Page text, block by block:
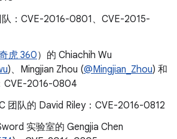
：CVE-2016-0801、CVE-2015-
虎 360）的 Chiachih Wu
)、Mingjian Zhou (@Mingjian_Zhou) 和
CVE-2016-0804
团队的 David Riley：CVE-2016-0812
实验室的 Gengjia Chen